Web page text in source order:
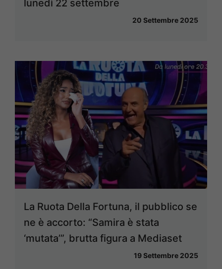
lunedì 22 settembre
20 Settembre 2025
La Ruota Della Fortuna, il pubblico se
ne è accorto: “Samira è stata
‘mutata’”, brutta figura a Mediaset
19 Settembre 2025